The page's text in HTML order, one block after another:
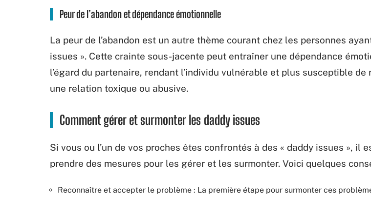
Peur de l’abandon et dépendance émotionnelle
La peur de l’abandon est un autre thème courant chez les personnes
issues ». Cette crainte sous-jacente peut entraîner une dépendance
l’égard du partenaire, rendant l’individu vulnérable et plus susceptible de
une relation toxique ou abusive.
Comment gérer et surmonter les daddy issues
Si vous ou l’un de vos proches êtes confrontés à des « daddy issues », il
prendre des mesures pour les gérer et les surmonter. Voici quelques
Reconnaître et accepter le problème : La première étape pour surmonter ces